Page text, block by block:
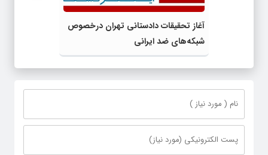
آغاز تحقیقات دادستانی تهران درخصوص
شبکه‌های ضد ایرانی